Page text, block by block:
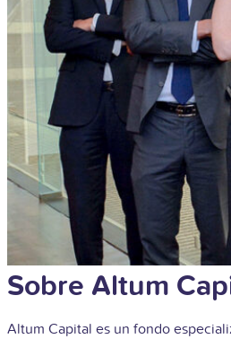
Sobre Altum
Altum Capital es un fondo